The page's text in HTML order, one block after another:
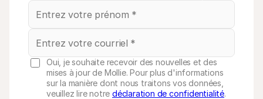
Oui, je souhaite recevoir des nouvelles et des
mises à jour de Mollie. Pour plus d'informations
sur la manière dont nous traitons vos données,
veuillez lire notre déclaration de confidentialité.